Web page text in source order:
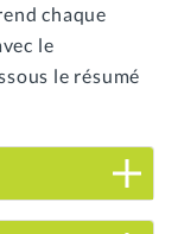
chaque
le
le résumé